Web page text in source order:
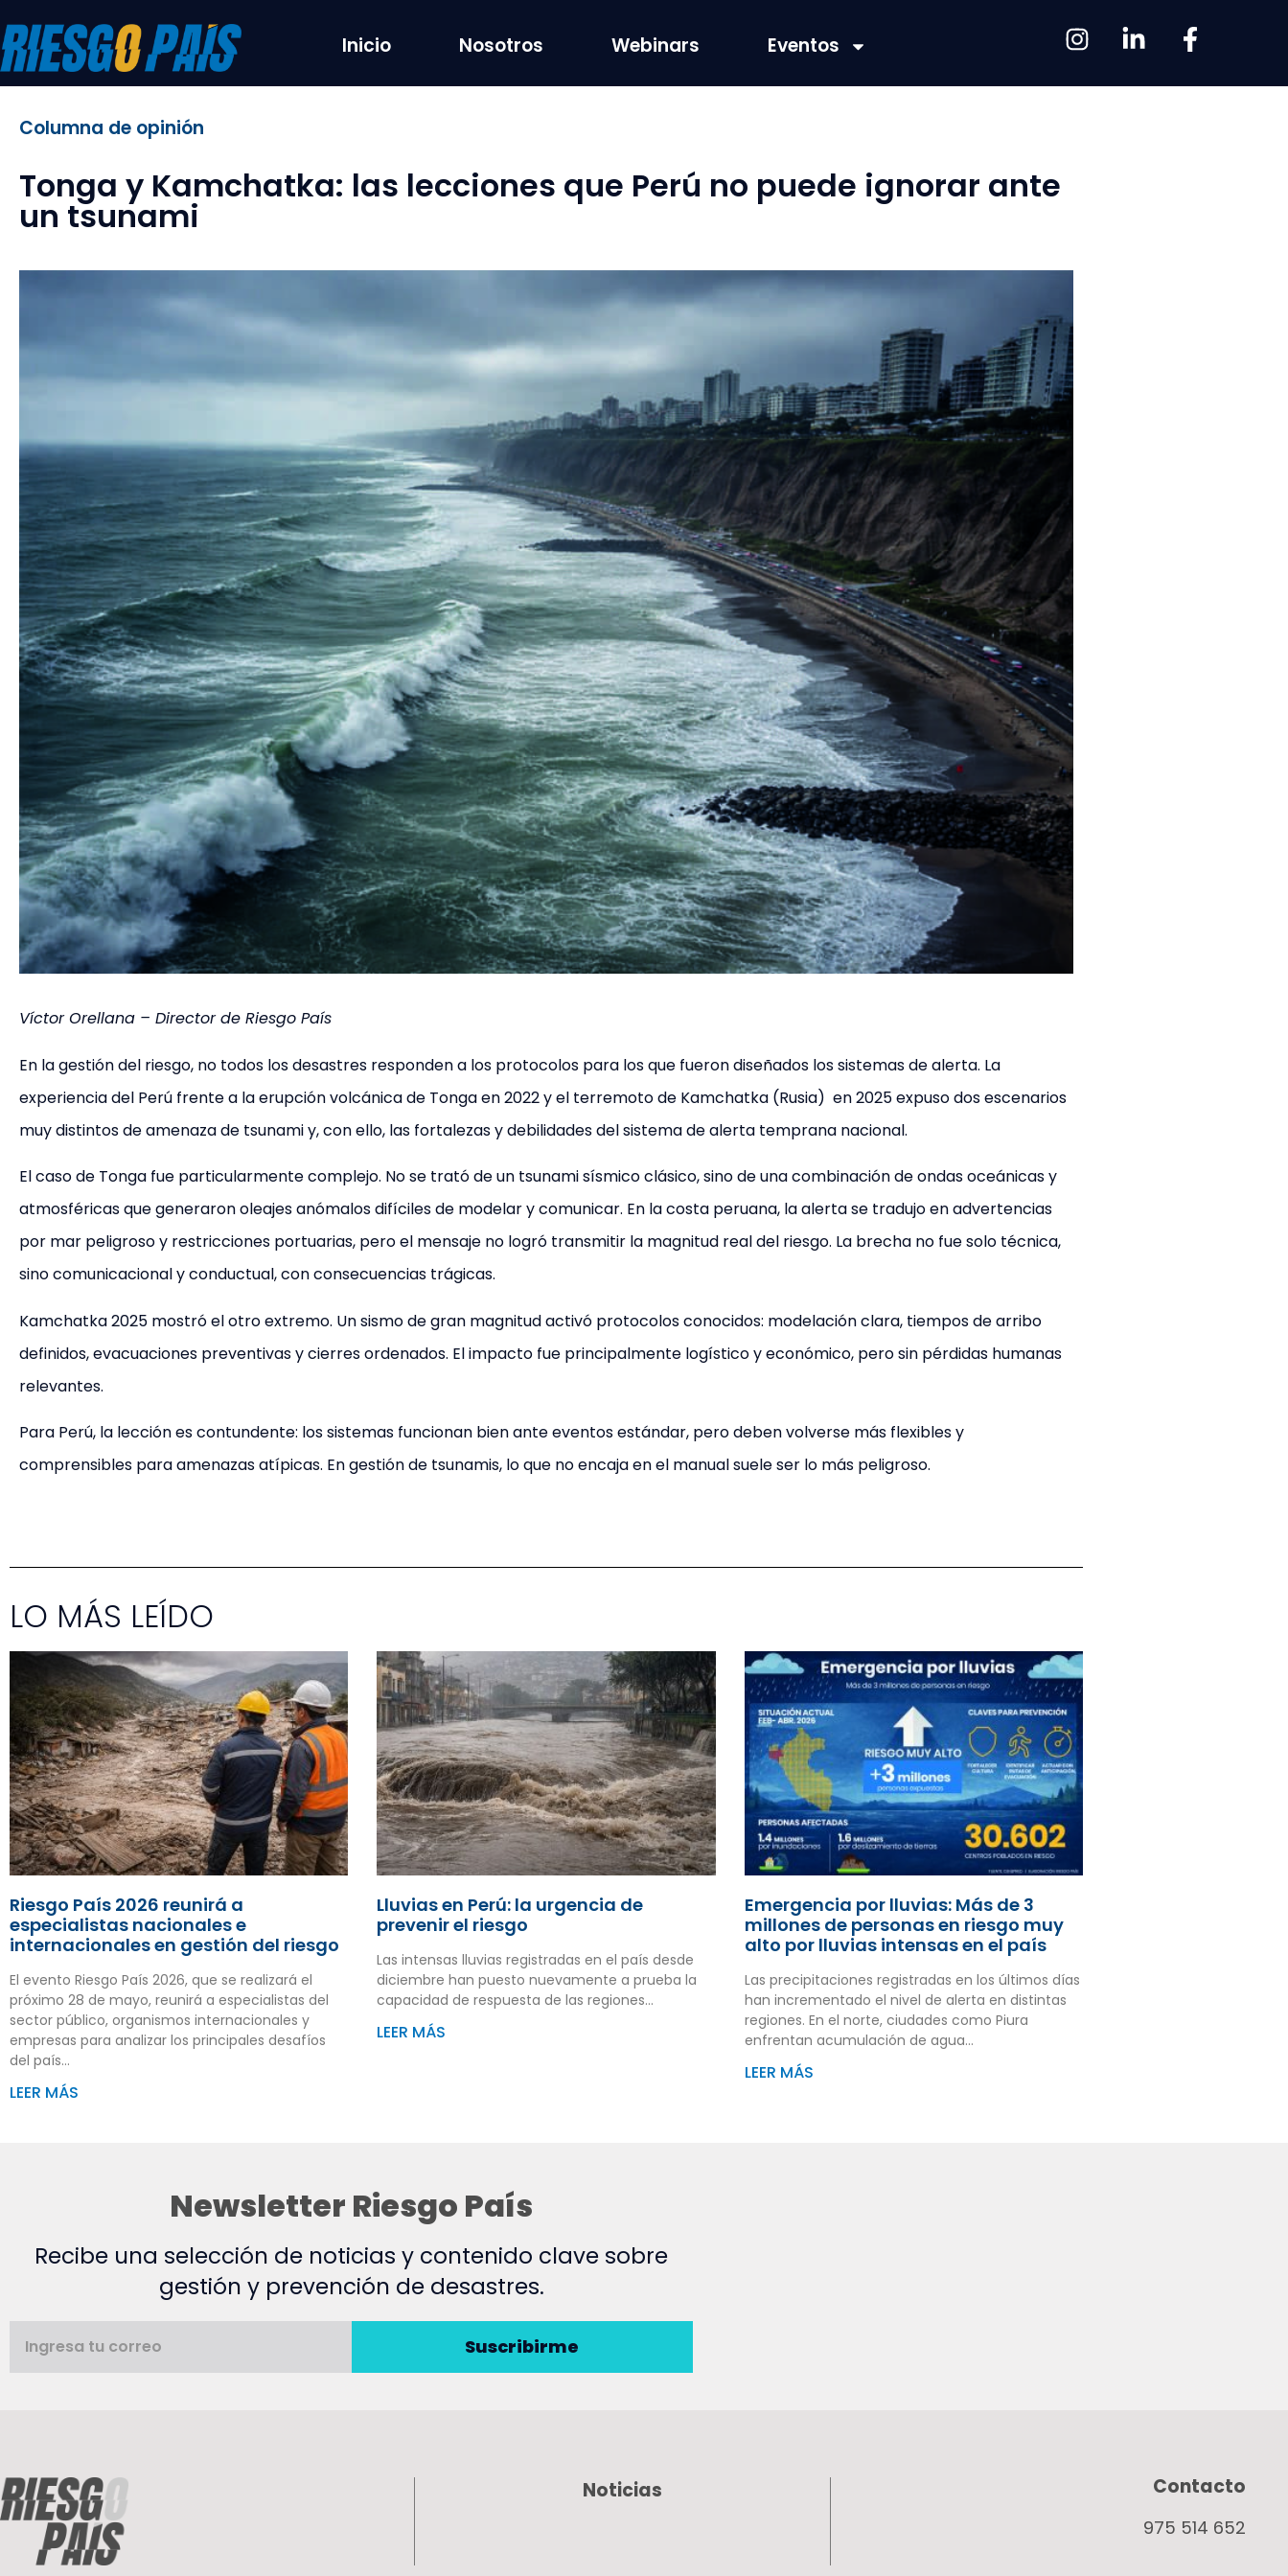
Inicio Nosotros Webinars Eventos
Columna de opinión
Tonga y Kamchatka: las lecciones que Perú no puede ignorar ante
un tsunami
Víctor Orellana – Director de Riesgo País
En la gestión del riesgo, no todos los desastres responden a los protocolos para los que fueron diseñados los sistemas de alerta. La
experiencia del Perú frente a la erupción volcánica de Tonga en 2022 y el terremoto de Kamchatka (Rusia) en 2025 expuso dos escenarios
muy distintos de amenaza de tsunami y, con ello, las fortalezas y debilidades del sistema de alerta temprana nacional.
El caso de Tonga fue particularmente complejo. No se trató de un tsunami sísmico clásico, sino de una combinación de ondas oceánicas y
atmosféricas que generaron oleajes anómalos difíciles de modelar y comunicar. En la costa peruana, la alerta se tradujo en advertencias
por mar peligroso y restricciones portuarias, pero el mensaje no logró transmitir la magnitud real del riesgo. La brecha no fue solo técnica,
sino comunicacional y conductual, con consecuencias trágicas.
Kamchatka 2025 mostró el otro extremo. Un sismo de gran magnitud activó protocolos conocidos: modelación clara, tiempos de arribo
definidos, evacuaciones preventivas y cierres ordenados. El impacto fue principalmente logístico y económico, pero sin pérdidas humanas
relevantes.
Para Perú, la lección es contundente: los sistemas funcionan bien ante eventos estándar, pero deben volverse más flexibles y
comprensibles para amenazas atípicas. En gestión de tsunamis, lo que no encaja en el manual suele ser lo más peligroso.
LO MÁS LEÍDO
Riesgo País 2026 reunirá a
especialistas nacionales e
internacionales en gestión del riesgo
El evento Riesgo País 2026, que se realizará el
próximo 28 de mayo, reunirá a especialistas del
sector público, organismos internacionales y
empresas para analizar los principales desafíos
del país…
LEER MÁS
Lluvias en Perú: la urgencia de
prevenir el riesgo
Las intensas lluvias registradas en el país desde
diciembre han puesto nuevamente a prueba la
capacidad de respuesta de las regiones…
LEER MÁS
Emergencia por lluvias: Más de 3
millones de personas en riesgo muy
alto por lluvias intensas en el país
Las precipitaciones registradas en los últimos días
han incrementado el nivel de alerta en distintas
regiones. En el norte, ciudades como Piura
enfrentan acumulación de agua…
LEER MÁS
Newsletter Riesgo País
Recibe una selección de noticias y contenido clave sobre
gestión y prevención de desastres.
Suscribirme
Noticias Contacto
975 514 652